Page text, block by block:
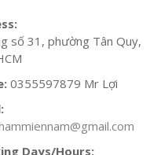
số 31, phường Tân Quy,
0355597879 Mr Lợi
Days/Hours: